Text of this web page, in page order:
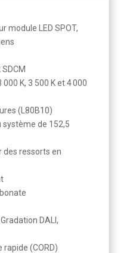
module LED SPOT,
000 K, 3 500 K et 4 000
(L80B10)
système de 152,5
des ressorts en
DALI,
rapide (CORD)